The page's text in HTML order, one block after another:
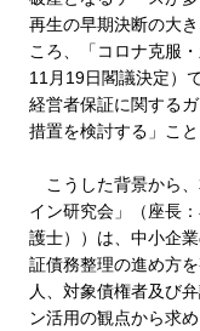
再生の早期決断の大
ころ、「コロナ克服
11月19日閣議決定）
経営者保証に関する
措置を検討する」こと
こうした背景から、
イン研究会」（座長
護士））は、中小企
証債務整理の進め方
人、対象債権者及び
ン活用の観点から求